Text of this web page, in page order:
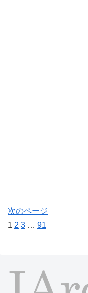
次のページ
1 2 3 … 91